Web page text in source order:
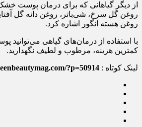
از دیگر گیاهانی که برای درمان پوست خشک
روغن گل سرخ، شی‌باتر، روغن دانه گل
روغن هسته انگور اشاره کرد.
با استفاده از درمان‌های گیاهی می‌توانید
کمترین هزینه، مرطوب و لطیف نگهدارید.
لینک کوتاه : ?p=50914